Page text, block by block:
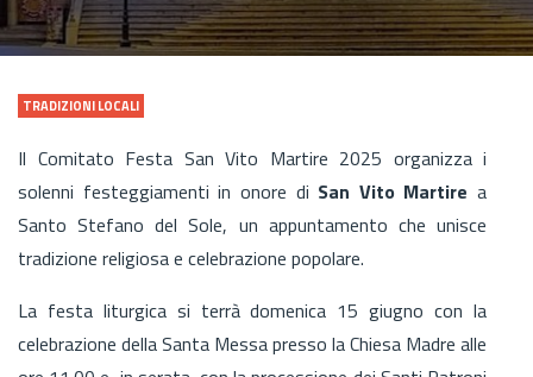
TRADIZIONI LOCALI
Il Comitato Festa San Vito Martire 2025 organizza i
solenni festeggiamenti in onore di San Vito Martire a
Santo Stefano del Sole, un appuntamento che unisce
tradizione religiosa e celebrazione popolare.
La festa liturgica si terrà domenica 15 giugno con la
celebrazione della Santa Messa presso la Chiesa Madre alle